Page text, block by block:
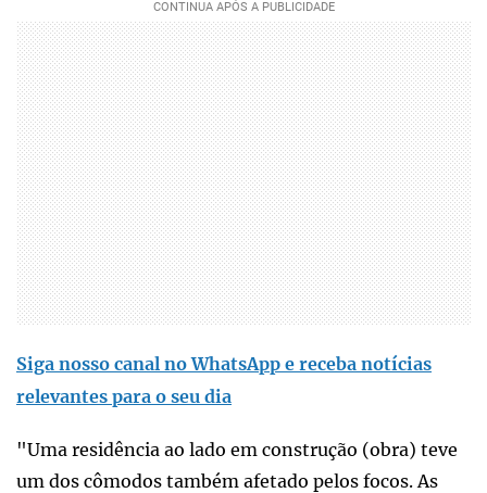
Siga nosso canal no WhatsApp e receba notícias
relevantes para o seu dia
"Uma residência ao lado em construção (obra) teve
um dos cômodos também afetado pelos focos. As